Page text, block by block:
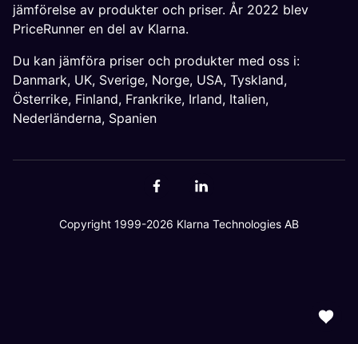
jämförelse av produkter och priser. År 2022 blev
PriceRunner en del av Klarna.
Du kan jämföra priser och produkter med oss i:
Danmark, UK, Sverige, Norge, USA, Tyskland,
Österrike, Finland, Frankrike, Irland, Italien,
Nederländerna, Spanien
Copyright 1999-2026 Klarna Technologies AB